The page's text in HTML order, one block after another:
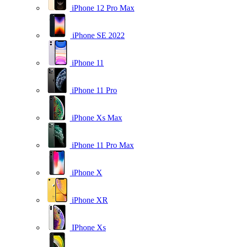
iPhone 12 Pro Max
iPhone SE 2022
iPhone 11
iPhone 11 Pro
iPhone Xs Max
iPhone 11 Pro Max
iPhone X
iPhone XR
IPhone Xs